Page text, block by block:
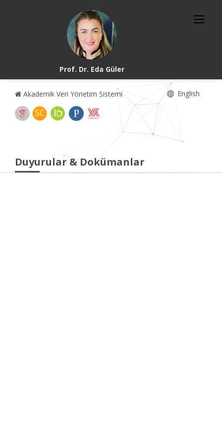
Prof. Dr. Eda Güler
Akademik Veri Yönetim Sistemi English
Duyurular & Dokümanlar